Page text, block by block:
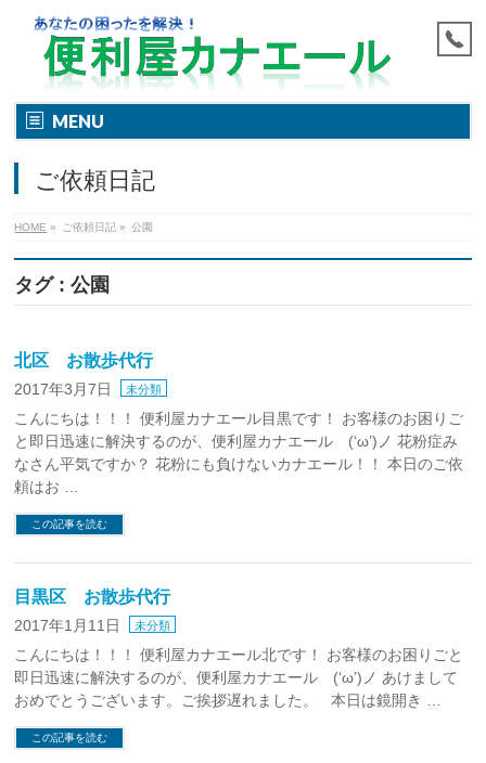
MENU
ご依頼日記
HOME » ご依頼日記 » 公園
タグ : 公園
北区 お散歩代行
2017年3月7日 未分類
こんにちは！！！ 便利屋カナエール目黒です！ お客様のお困りご
と即日迅速に解決するのが、便利屋カナエール (‘ω’)ノ 花粉症み
なさん平気ですか？ 花粉にも負けないカナエール！！ 本日のご依
頼はお …
この記事を読む
目黒区 お散歩代行
2017年1月11日 未分類
こんにちは！！！ 便利屋カナエール北です！ お客様のお困りごと
即日迅速に解決するのが、便利屋カナエール (‘ω’)ノ あけまして
おめでとうございます。ご挨拶遅れました。 本日は鏡開き …
この記事を読む